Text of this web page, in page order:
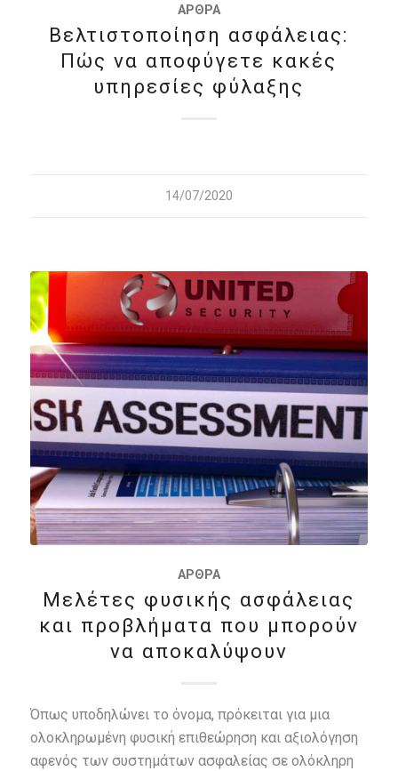
ΆΡΘΡΑ
Βελτιστοποίηση ασφάλειας:
Πώς να αποφύγετε κακές
υπηρεσίες φύλαξης
14/07/2020
ΆΡΘΡΑ
Μελέτες φυσικής ασφάλειας
και προβλήματα που μπορούν
να αποκαλύψουν
Όπως υποδηλώνει το όνομα, πρόκειται για μια
ολοκληρωμένη φυσική επιθεώρηση και αξιολόγηση
αφενός των συστημάτων ασφαλείας σε ολόκληρη